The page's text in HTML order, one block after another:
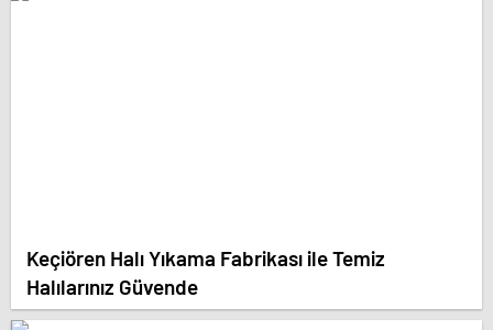
Keçiören Halı Yıkama Fabrikası ile Temiz
Halılarınız Güvende